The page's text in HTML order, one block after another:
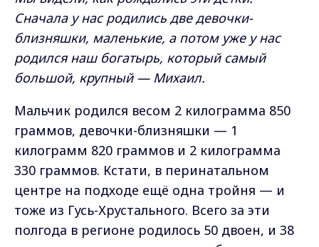
Сначала у нас родились две девочки-
близняшки, маленькие, а потом уже у нас
родился наш богатырь, который самый
большой, крупный — Михаил.
Мальчик родился весом 2 килограмма 850
граммов, девочки-близняшки — 1
килограмм 820 граммов и 2 килограмма
330 граммов. Кстати, в перинатальном
центре на подходе ещё одна тройня — и
тоже из Гусь-Хрустального. Всего за эти
полгода в регионе родилось 50 двоен, и 38